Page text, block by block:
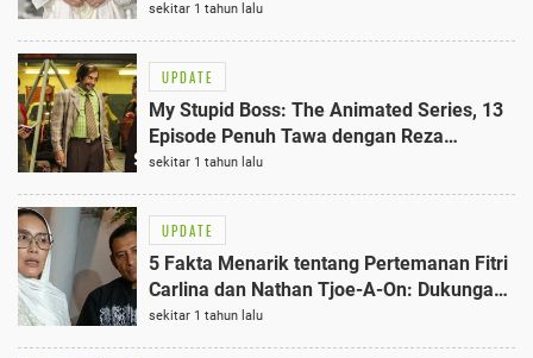
sekitar 1 tahun lalu
UPDATE
My Stupid Boss: The Animated Series, 13
Episode Penuh Tawa dengan Reza
Rahadian dan BCL Terbaik
sekitar 1 tahun lalu
UPDATE
5 Fakta Menarik tentang Pertemanan Fitri
Carlina dan Nathan Tjoe-A-On: Dukungan
Tak Kenal Lelah untuk Timnas Indonesia
sekitar 1 tahun lalu